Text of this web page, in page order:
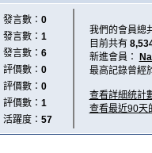
發言數： 0
發言數： 1
發言數： 6
評價數： 0
評價數： 0
評價數： 1
活躍度： 57
我們的會員總
目前共有
新進會員：
最高記錄曾經
查看詳細統計
查看最近90天